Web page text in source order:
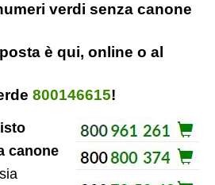
verdi senza canone
è qui, online o al
800146615!
canone